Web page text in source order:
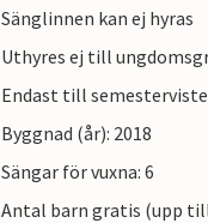
Sänglinnen kan ej hyras
Uthyres ej till
Endast till
Byggnad (år): 2018
Sängar för vuxna: 6
Antal barn gratis (upp till